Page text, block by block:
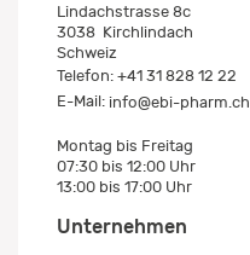
Lindachstrasse 8c
3038 Kirchlindach
Schweiz
Telefon: +41 31 828 12 22
E-Mail: info@ebi-pharm.ch
Montag bis Freitag
07:30 bis 12:00 Uhr
13:00 bis 17:00 Uhr
Unternehmen